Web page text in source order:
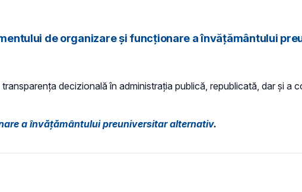
de organizare și funcționare a învățământului
decizională în administraţia publică, republicată, dar și a
a învățământului preuniversitar alternativ.